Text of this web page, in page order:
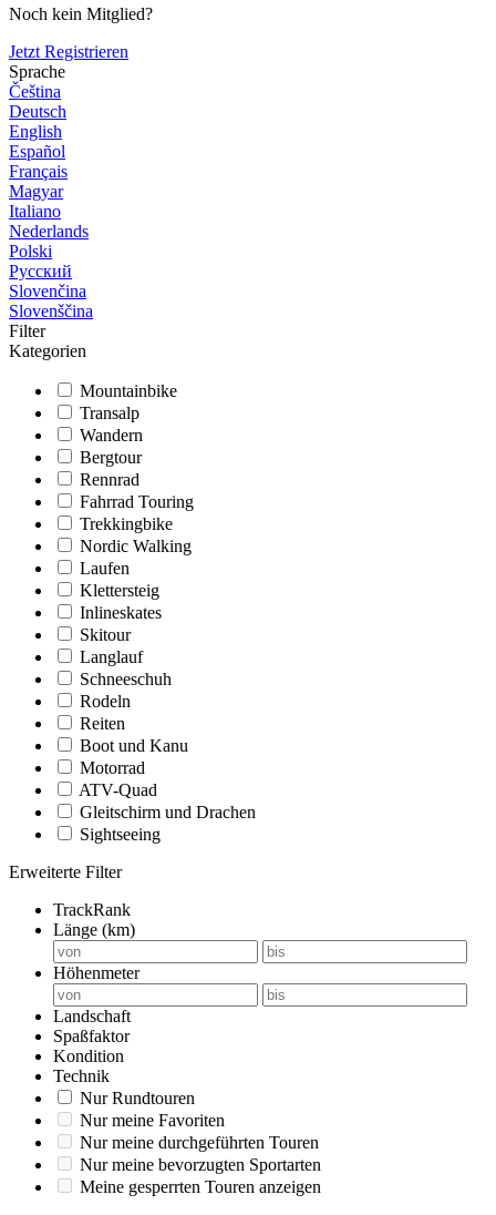
Noch kein Mitglied?
Jetzt Registrieren
Sprache
Čeština
Deutsch
English
Español
Français
Magyar
Italiano
Nederlands
Polski
Русский
Slovenčina
Slovenščina
Filter
Kategorien
Mountainbike
Transalp
Wandern
Bergtour
Rennrad
Fahrrad Touring
Trekkingbike
Nordic Walking
Laufen
Klettersteig
Inlineskates
Skitour
Langlauf
Schneeschuh
Rodeln
Reiten
Boot und Kanu
Motorrad
ATV-Quad
Gleitschirm und Drachen
Sightseeing
Erweiterte Filter
TrackRank
Länge (km)
Höhenmeter
Landschaft
Spaßfaktor
Kondition
Technik
Nur Rundtouren
Nur meine Favoriten
Nur meine durchgeführten Touren
Nur meine bevorzugten Sportarten
Meine gesperrten Touren anzeigen